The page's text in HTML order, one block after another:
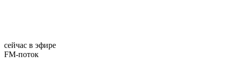
сейчас в эфире
FM-поток